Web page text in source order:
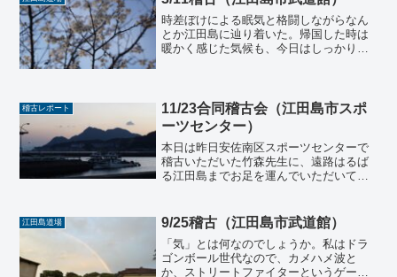
時差ぼけによる眠気と格闘しながらなん
とか江田島に辿り着いた。帰国した時は
暖かく感じた気候も、今日はしっかり冷
そうな様子だ。ドイツは断...
稽古レポート
11/23合同稽古会（江田島市スポ
ーツセンター）
本日は昨日安佐南区スポーツセンターで
稽古いただいた竹森先生に、遠路はるば
る江田島までお足を運んでいただいて、
た。当道場の稽古生も参加させていただ
き、竹森先生の武道としての...
江田島道場 9/25稽古（江田島市武道館）
「気」とは何なのでしょうか。私はドラ
ゴンボール世代なので、カメハメ波と
か、ストリートファイターというゲーム